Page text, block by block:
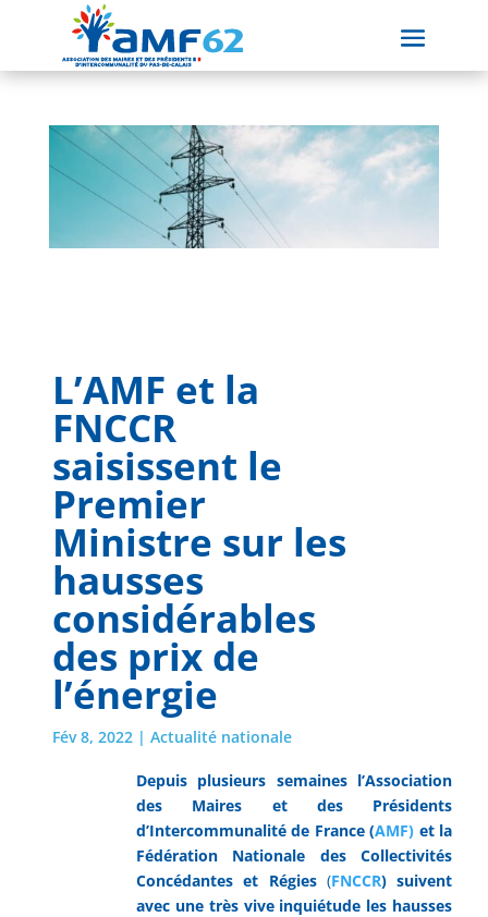
L’AMF et la
FNCCR
saisissent le
Premier
Ministre sur les
hausses
considérables
des prix de
l’énergie
Fév 8, 2022| Actualité nationale
Depuis plusieurs semaines l’Association
des Maires et des Présidents
d’Intercommunalité de France (AMF) et la
Fédération Nationale des Collectivités
Concédantes et Régies(FNCCR) suivent
avec une très vive inquiétude les hausses